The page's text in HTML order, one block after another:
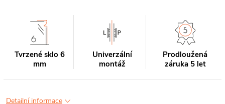
Tvrzené sklo 6
mm
Univerzální
montáž
Prodloužená
záruka 5 let
Detailní informace